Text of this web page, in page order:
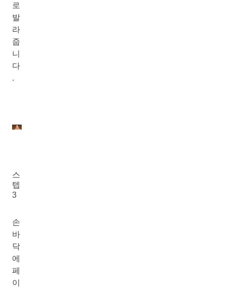
로
발
라
줍
니
다
.
스
텝
3
손
바
닥
에
페
이